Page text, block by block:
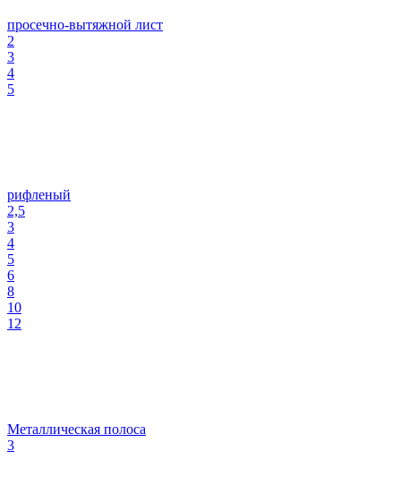
просечно-вытяжной лист
2
3
4
5
рифленый
2,5
3
4
5
6
8
10
12
Металлическая полоса
3